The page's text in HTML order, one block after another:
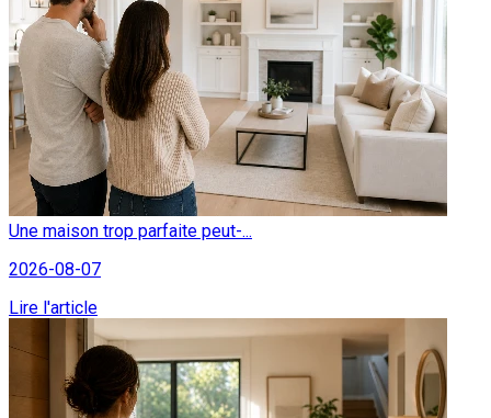
Une maison trop parfaite peut-...
2026-08-07
Lire l'article